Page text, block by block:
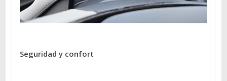
Seguridad y confort